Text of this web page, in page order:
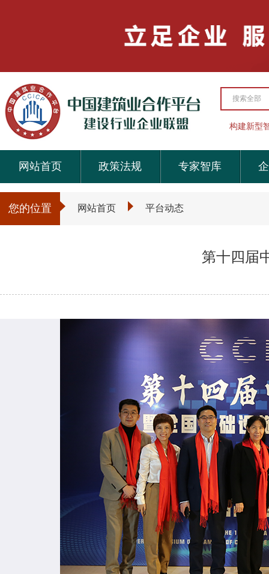
搜索全部
构建新型
网站首页 政策法规 专家智库
您的位置 网站首页 平台动态
第十四届